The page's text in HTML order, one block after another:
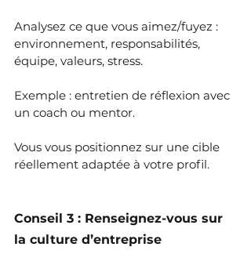
Analysez ce que vous aimez/fuyez :
environnement, responsabilités,
équipe, valeurs, stress.
Exemple : entretien de réflexion avec
un coach ou mentor.
Vous vous positionnez sur une cible
réellement adaptée à votre profil.
Conseil 3 : Renseignez-vous sur
la culture d’entreprise